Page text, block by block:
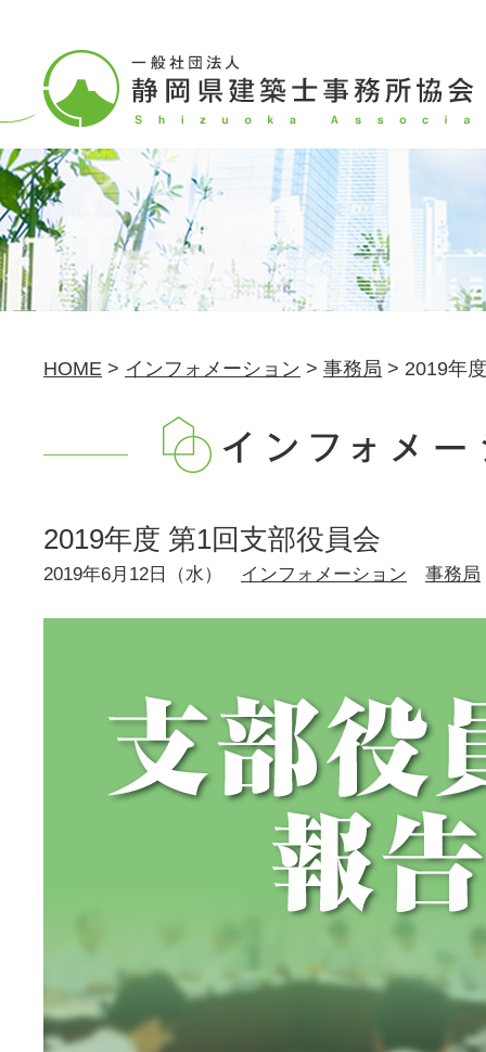
HOME > インフォメーション > 事務局 > 2019年
2019年度 第1回支部役員会
2019年6月12日（水） インフォメーション 事務局